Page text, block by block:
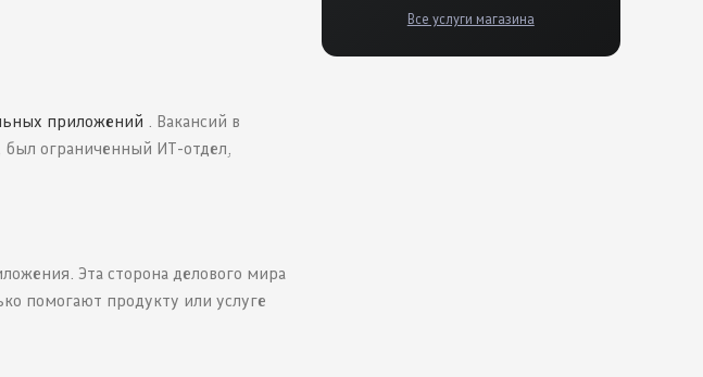
приложений
. Вакансий в
ограниченный ИТ-отдел,
Эта сторона делового мира
помогают продукту или услуге
Все услуги магазина